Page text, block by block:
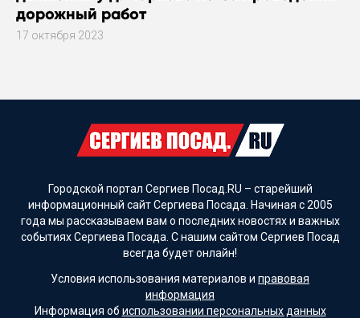
дорожный работ
17 октября 2023
Городской портал Сергиев Посад.RU – старейший
информационный сайт Сергиева Посада. Начиная с 2005
года мы рассказываем вам о последних новостях и важных
событиях Сергиева Посада. С нашим сайтом Сергиев Посад
всегда будет онлайн!
Условия использования материалов и правовая
информация
Информация об использовании персональных данных